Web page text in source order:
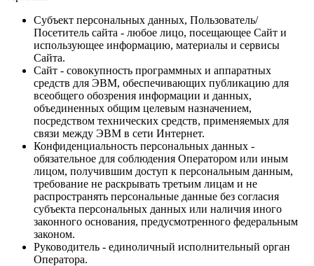
Субъект персональных данных, Пользователь/
Посетитель сайта - любое лицо, посещающее Сайт и
использующее информацию, материалы и сервисы
Сайта.
Сайт - совокупность программных и аппаратных
средств для ЭВМ, обеспечивающих публикацию для
всеобщего обозрения информации и данных,
объединенных общим целевым назначением,
посредством технических средств, применяемых для
связи между ЭВМ в сети Интернет.
Конфиденциальность персональных данных -
обязательное для соблюдения Оператором или иным
лицом, получившим доступ к персональным данным,
требование не раскрывать третьим лицам и не
распространять персональные данные без согласия
субъекта персональных данных или наличия иного
законного основания, предусмотренного федеральным
законом.
Руководитель - единоличный исполнительный орган
Оператора.